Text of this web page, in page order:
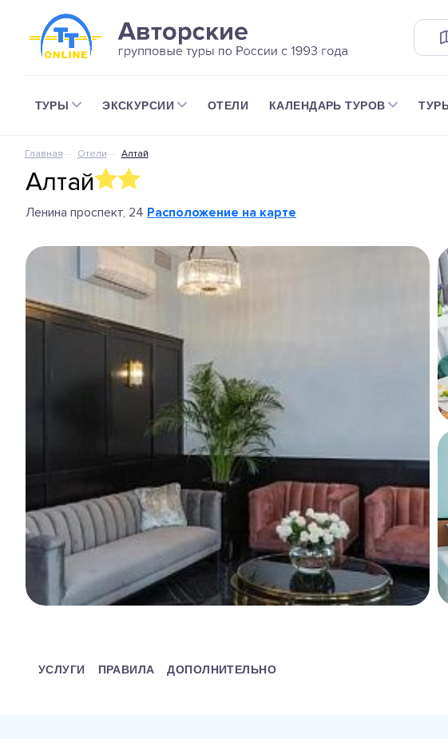
ТУРЫ ЭКСКУРСИИ ОТЕЛИ КАЛЕНДАРЬ ТУРОВ
Главная Отели Алтай
Алтай
Ленина проспект, 24 Расположение на карте
УСЛУГИ ПРАВИЛА ДОПОЛНИТЕЛЬНО